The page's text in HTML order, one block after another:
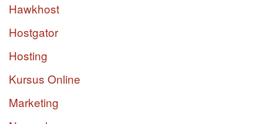
Hawkhost
Hostgator
Hosting
Kursus Online
Marketing